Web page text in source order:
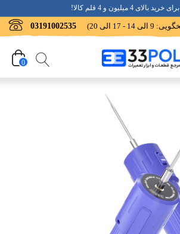
برای خرید بالای 4 میلیون و 4 قلم کالا!
03191002535
0